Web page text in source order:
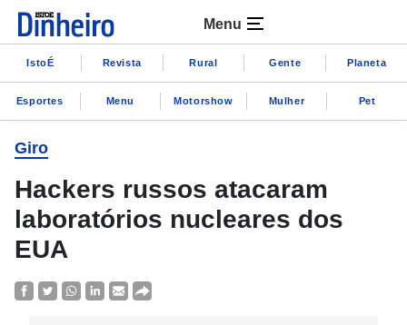
Menu
IstoÉ Revista Rural Gente Planeta
Esportes Menu Motorshow Mulher Pet
Giro
Hackers russos atacaram
laboratórios nucleares dos
EUA